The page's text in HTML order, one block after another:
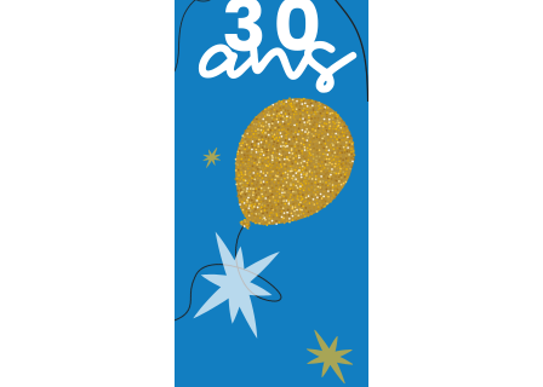
Notre équipe
Data Center
Nos partenaires
Notre démarche RSE
Certifications
Services
Audit et conseil
Support Technique